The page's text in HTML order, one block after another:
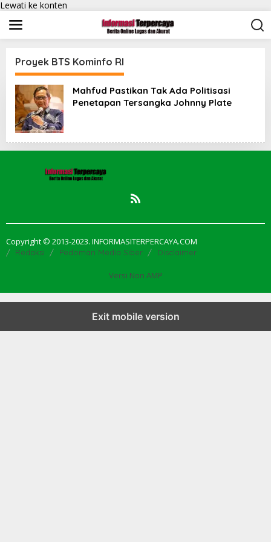
Lewati ke konten
Proyek BTS Kominfo RI
Mahfud Pastikan Tak Ada Politisasi
Penetapan Tersangka Johnny Plate
Copyright © 2013-2023. INFORMASITERPERCAYA.COM
Redaksi Pedoman Media Siber Disclaimer
Versi Non AMP
Exit mobile version